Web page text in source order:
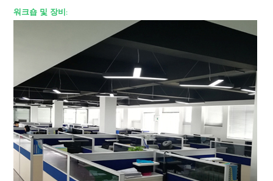
워크숍 및 장비: